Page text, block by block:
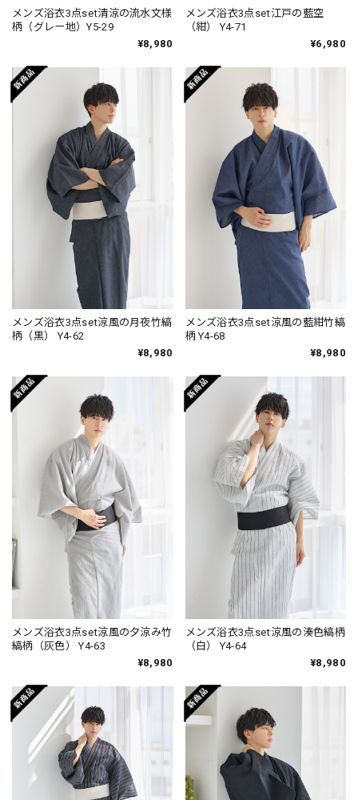
メンズ浴衣3点set清涼の流水文様
柄（グレー地）Y5-29
¥8,980
メンズ浴衣3点set江戸の藍空
（紺） Y4-71
¥6,980
メンズ浴衣3点set涼風の月夜竹縞
柄（黒） Y4-62
¥8,980
メンズ浴衣3点set涼風の藍紺竹縞
柄 Y4-68
¥8,980
メンズ浴衣3点set涼風の夕涼み竹
縞柄（灰色） Y4-63
¥8,980
メンズ浴衣3点set涼風の湊色縞柄
（白） Y4-64
¥8,980